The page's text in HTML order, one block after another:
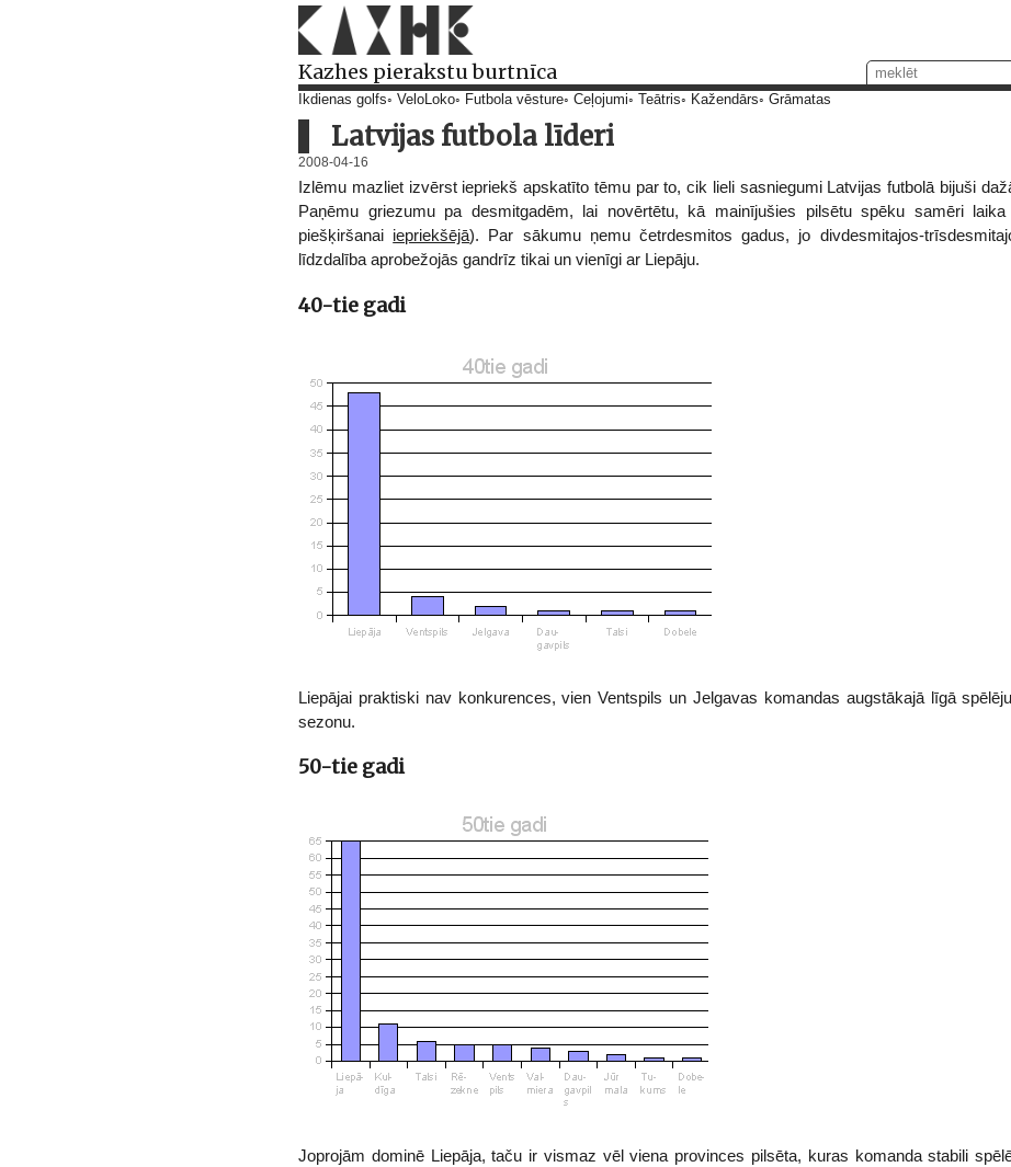
Kazhes pierakstu burtnīca
Ikdienas golfs VeloLoko Futbola vēsture Ceļojumi Teātris Kažendārs Grāmatas
Latvijas futbola līderi
2008-04-16
Izlēmu mazliet izvērst iepriekš apskatīto tēmu par to, cik lieli sasniegumi Latvijas futbolā bijuši
Paņēmu griezumu pa desmitgadēm, lai novērtētu, kā mainījušies pilsētu spēku samēri
piešķiršanai iepriekšējā). Par sākumu ņemu četrdesmitos gadus, jo divdesmitajos-
līdzdalība aprobežojās gandrīz tikai un vienīgi ar Liepāju.
40-tie gadi
Liepājai praktiski nav konkurences, vien Ventspils un Jelgavas komandas augstākajā līgā
sezonu.
50-tie gadi
Joprojām dominē Liepāja, taču ir vismaz vēl viena provinces pilsēta, kuras komanda stabili